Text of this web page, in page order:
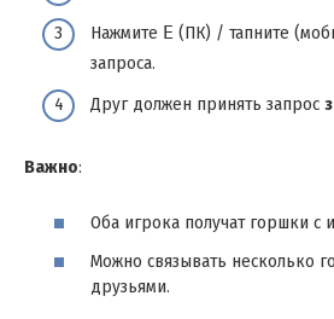
Нажмите E (ПК) / тапните
запроса.
Друг должен принять запрос
Важно:
Оба игрока получат горшки с
Можно связывать несколько
друзьями.